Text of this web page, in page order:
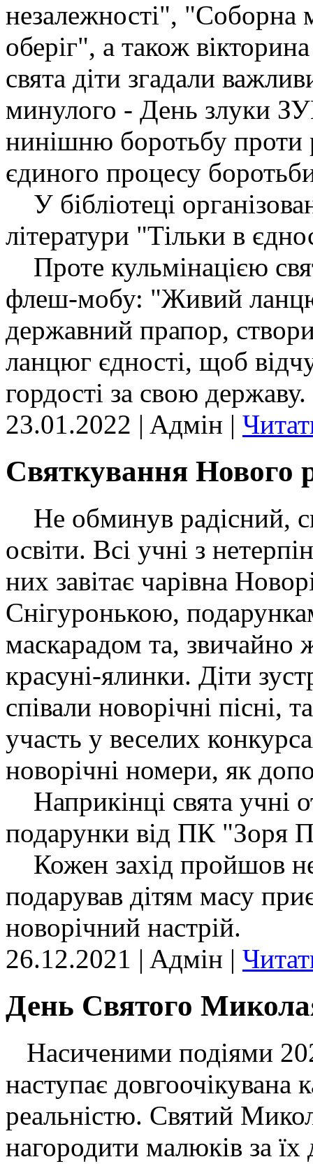
незалежності", "Соборна
оберіг", а також
свята діти згадали
минулого - День злуки
нинішню боротьбу проти
єдиного процесу
У бібліотеці
літератури "Тільки в
Проте кульмінацією
флеш-мобу: "Живий
державний прапор,
ланцюг єдності, щоб
гордості за свою державу.
23.01.2022 | Aдмін |
Святкування Нового
Не обминув радісний,
освіти. Всі учні з
них завітає чарівна
Снігуронькою,
маскарадом та, звичайно
красуні-ялинки. Діти
співали новорічні пісні,
участь у веселих
новорічні номери, як
Наприкінці свята учні
подарунки від ПК "Зоря
Кожен захід пройшов
подарував дітям масу
новорічний настрій.
26.12.2021 | Aдмін |
День Святого
Насиченими подіями
наступає довгоочікувана
реальністю. Святий
нагородити малюків за